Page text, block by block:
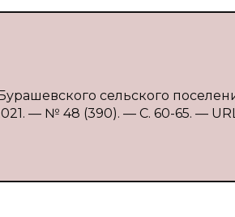
сельского
— № 48 (390). — С. 60-65. —